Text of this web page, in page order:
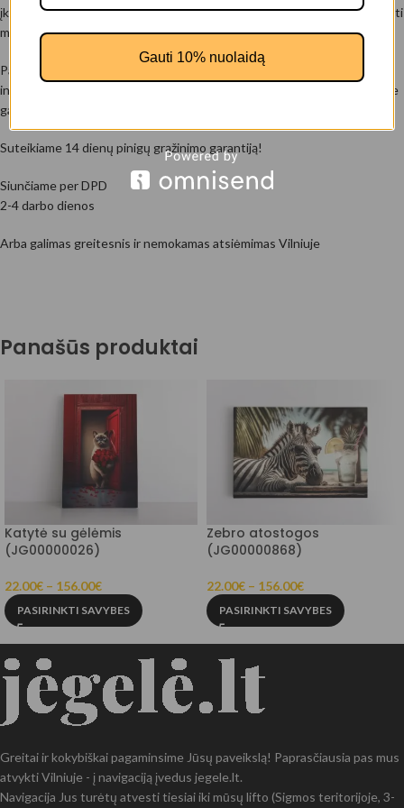
įkvėpia jūsų mintis ir jausmus. Paveikslai gali skatinti kūrybingumą, didinti
motyvaciją bei pagerinti nuotaiką.
Patinkantys vaizdai gali būti puikus būdas pridėti akcentą jūsų namų
interjerui, parodyti jūsų unikalumą ir padaryti aplinką jaukesne . Be to, jie
gali būti nuostabi dovana draugams ir artimiesiems!
Suteikiame 14 dienų pinigų grąžinimo garantiją!
Siunčiame per DPD
2-4 darbo dienos
Arba galimas greitesnis ir nemokamas atsiėmimas Vilniuje
Panašūs produktai
Katytė su gėlėmis
(JG00000026)
22.00€ – 156.00€
PASIRINKTI SAVYBES
Zebro atostogos
(JG00000868)
22.00€ – 156.00€
PASIRINKTI SAVYBES
Greitai ir kokybiškai pagaminsime Jūsų paveikslą! Paprasčiausia pas mus
atvykti Vilniuje - į navigaciją įvedus jegele.lt.
Navigacija Jus turėtų atvesti tiesiai iki mūsų lifto (Sigmos teritorijoje, 3-
Gauti 10% nuolaidą